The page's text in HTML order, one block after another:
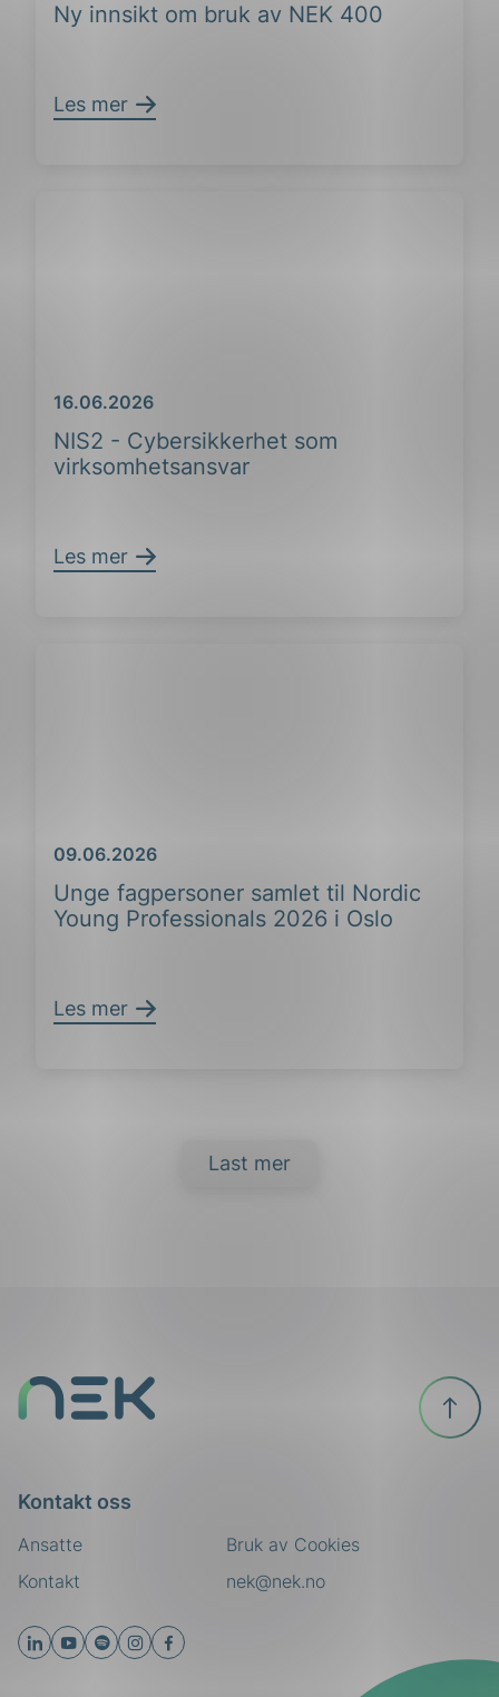
Ny innsikt om bruk av NEK 400
Les mer
NIS2 - Cybersikkerhet som
virksomhetsansvar
Dato
16.06.2026
Les mer
Unge fagpersoner samlet til Nordic
Young Professionals 2026 i Oslo
Dato
09.06.2026
Les mer
Last mer
Kontakt oss
Ansatte
nek@nek.no
Kontakt
Bruk av Cookies
Til
toppen